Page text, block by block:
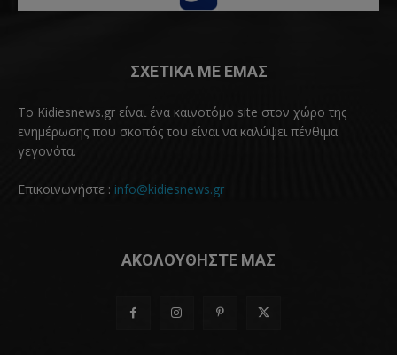
ΣΧΕΤΙΚΑ ΜΕ ΕΜΑΣ
Το Kidiesnews.gr είναι ένα καινοτόμο site στον χώρο της
ενημέρωσης που σκοπός του είναι να καλύψει πένθιμα
γεγονότα.
Επικοινωνήστε : info@kidiesnews.gr
ΑΚΟΛΟΥΘΗΣΤΕ ΜΑΣ